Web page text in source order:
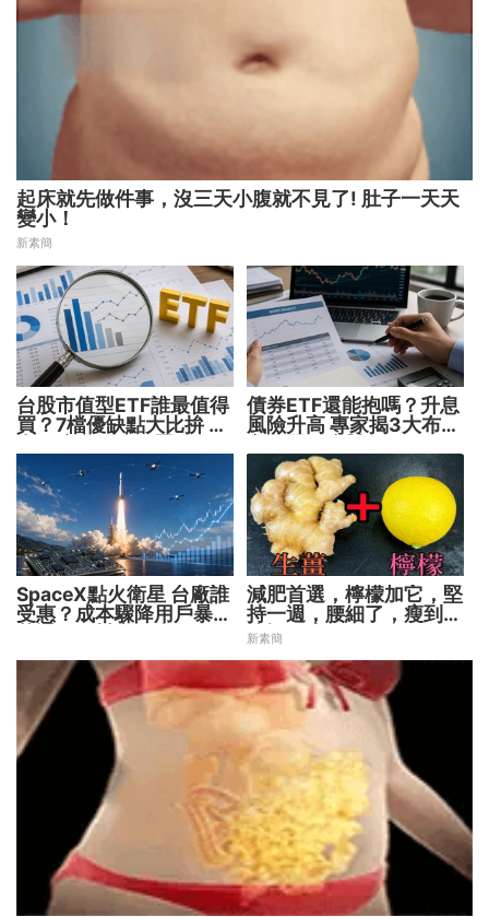
起床就先做件事，沒三天小腹就不見了! 肚子一天天
變小！
新素簡
台股市值型ETF誰最值得
買？7檔優缺點大比拚 找
債券ETF還能抱嗎？升息
風險升高 專家揭3大布局
SpaceX點火衛星 台廠誰
受惠？成本驟降用戶暴增
減肥首選，檸檬加它，堅
持一週，腰細了，瘦到你
懷疑人生
新素簡